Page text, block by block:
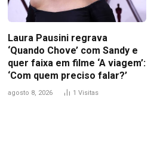
Laura Pausini regrava
‘Quando Chove’ com Sandy e
quer faixa em filme ‘A viagem’:
‘Com quem preciso falar?’
agosto 8, 2026 1 Visitas